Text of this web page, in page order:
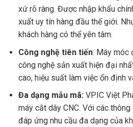
xứ rõ ràng. Được nhập khẩu
xuất uy tín hàng đầu thế giới.
khách hàng có thể yên tâm.
Công nghệ tiên tiến: Máy móc
công nghệ sản xuất hiện đại
cao, hiệu suất làm việc ổn định
Đa dạng mẫu mã:VPIC Việt
máy cắt dây CNC. Với các
đáp ứng nhu cầu đa dạng của